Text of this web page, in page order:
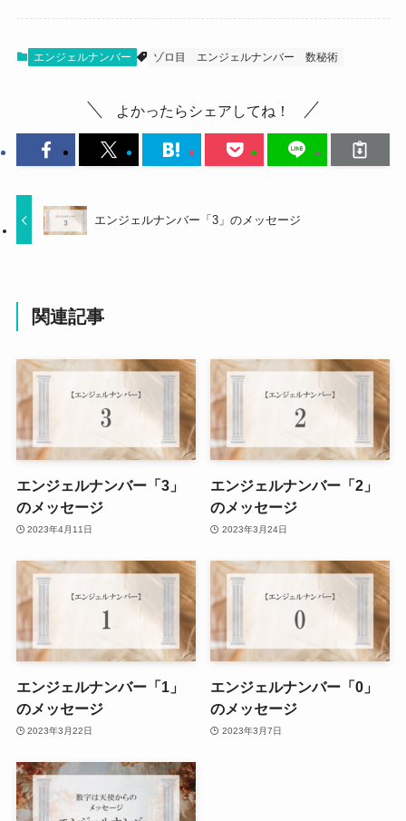
エンジェルナンバー ゾロ目 エンジェルナンバー 数秘術
よかったらシェアしてね！
エンジェルナンバー「3」のメッセージ
関連記事
エンジェルナンバー「3」
のメッセージ
2023年4月11日
エンジェルナンバー「2」
のメッセージ
2023年3月24日
エンジェルナンバー「1」
のメッセージ
2023年3月22日
エンジェルナンバー「0」
のメッセージ
2023年3月7日